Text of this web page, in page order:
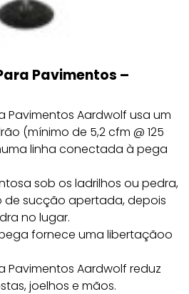
Pavimentos –
Pavimentos Aardwolf usa um
(mínimo de 5,2 cfm @ 125
linha conectada à pega
sob os ladrilhos ou pedra,
sucção apertada, depois
no lugar.
fornece uma libertaçãoo
Pavimentos Aardwolf reduz
joelhos e mãos.